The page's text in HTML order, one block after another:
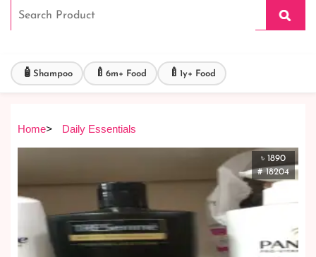
🧴 Shampoo 🍼 6m+ Food 🍼 1y+ Food
Home> Daily Essentials
৳ 1890
# 18204